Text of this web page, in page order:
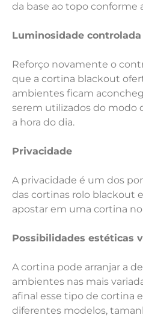
da base ao topo conforme
Luminosidade controlada
Reforço novamente o
que a cortina blackout
ambientes ficam
serem utilizados do modo
a hora do dia.
Privacidade
A privacidade é um dos
das cortinas rolo blackout
apostar em uma cortina
Possibilidades estéticas
A cortina pode arranjar a
ambientes nas mais
afinal esse tipo de cortina
diferentes modelos,